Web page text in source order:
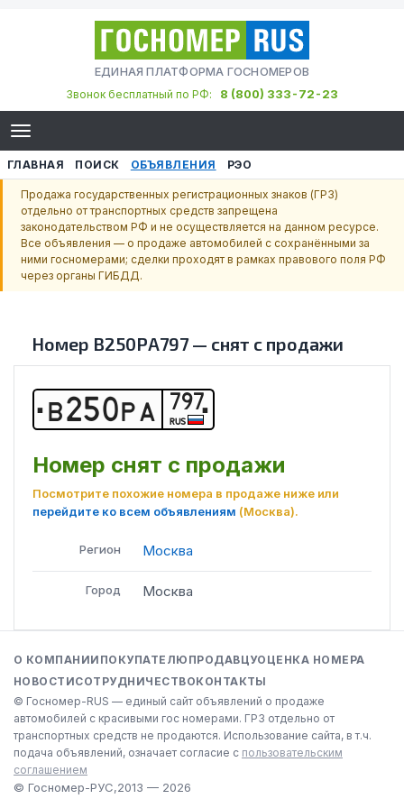
ЕДИНАЯ ПЛАТФОРМА ГОСНОМЕРОВ
Звонок бесплатный по РФ:
8 (800) 333-72-23
ГЛАВНАЯ ПОИСК ОБЪЯВЛЕНИЯ РЭО
Продажа государственных регистрационных знаков (ГРЗ)
отдельно от транспортных средств запрещена
законодательством РФ и не осуществляется на данном ресурсе.
Все объявления — о продаже автомобилей с сохранёнными за
ними госномерами; сделки проходят в рамках правового поля РФ
через органы ГИБДД.
Номер В250РА797— снят с продажи
В250Р А 797
RUS
Номер снят с продажи
Посмотрите похожие номера в продаже ниже или
перейдите ко всем объявлениям (Москва).
Регион Москва
Город Москва
© Госномер-RUS — единый сайт объявлений о продаже
автомобилей с красивыми гос номерами. ГРЗ отдельно от
транспортных средств не продаются. Использование сайта, в т.ч.
подача объявлений, означает согласие с пользовательским
соглашением
О КОМПАНИИ ПОКУПАТЕЛЮ ПРОДАВЦУОЦЕНКА НОМЕРА
НОВОСТИСОТРУДНИЧЕСТВОКОНТАКТЫ
© Госномер-РУС,2013 — 2026